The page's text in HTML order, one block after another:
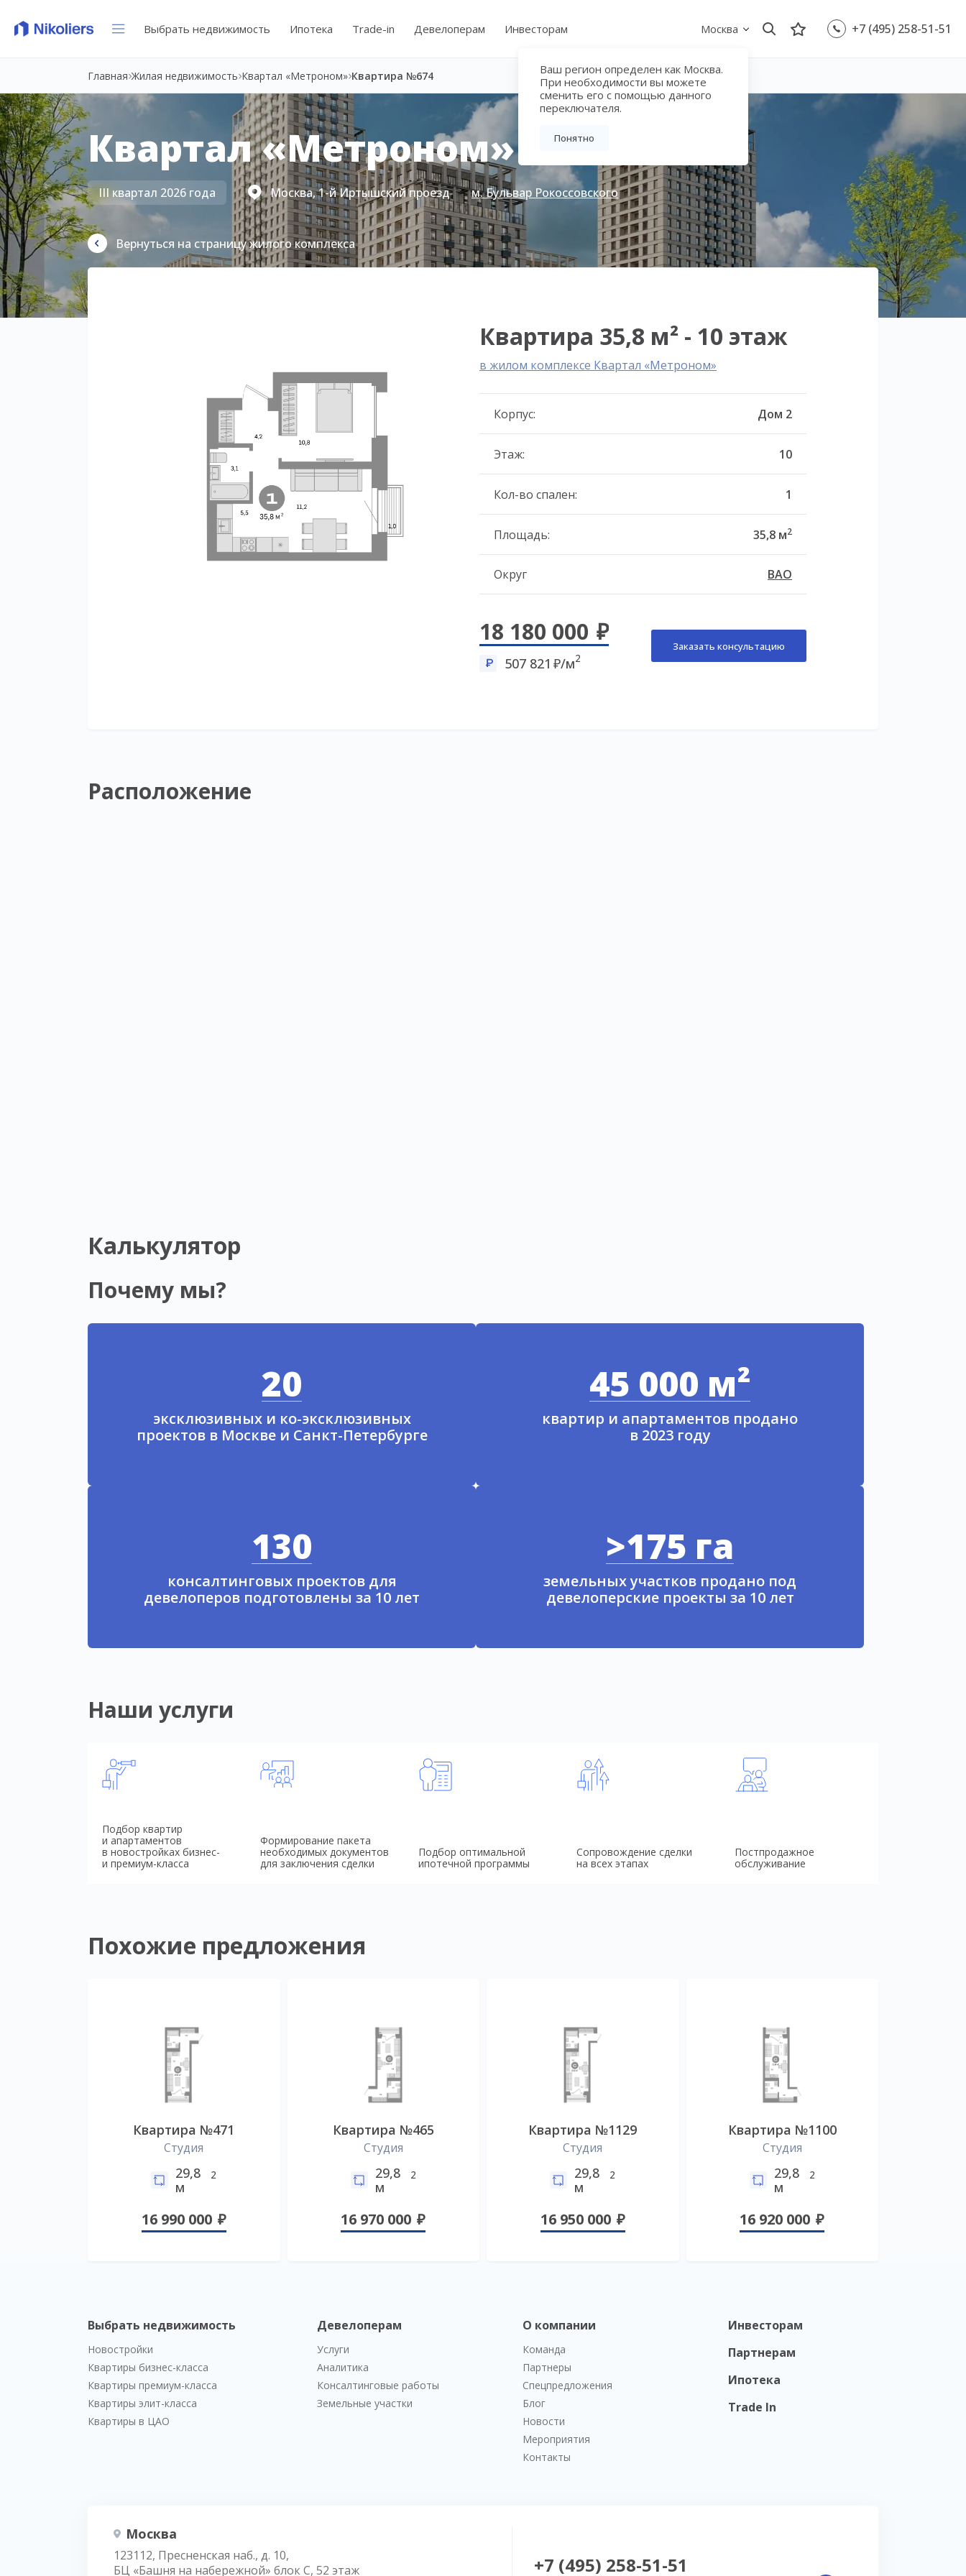
Выбрать недвижимость Ипотека Trade-in Девелоперам Инвесторам Москва
Ваш регион определен как Москва.
При необходимости вы можете
сменить его с помощью данного
переключателя.
Понятно
+7 (495) 258-51-51
Главная Жилая недвижимость Квартал «Метроном» Квартира №674
Квартал «Метроном»
III квартал 2026 года Москва, 1-й Иртышский проезд м. Бульвар Рокоссовского
Вернуться на страницу жилого комплекса
Квартира 35,8 м² - 10 этаж
в жилом комплексе Квартал «Метроном»
Корпус: Дом 2
Этаж: 10
Кол-во спален: 1
Площадь: 35,8 м2
Округ ВАО
18 180 000
507 821 /м2
Заказать консультацию
Расположение
Калькулятор
Почему мы?
20
эксклюзивных и ко-эксклюзивных
проектов в Москве и Санкт-Петербурге
45 000 м²
квартир и апартаментов продано
в 2023 году
130
консалтинговых проектов для
девелоперов подготовлены за 10 лет
>175 га
земельных участков продано под
девелоперские проекты за 10 лет
Наши услуги
Подбор квартир
и апартаментов
в новостройках бизнес-
и премиум-класса
Формирование пакета
необходимых документов
для заключения сделки
Подбор оптимальной
ипотечной программы
Сопровождение сделки
на всех этапах
Постпродажное
обслуживание
Похожие предложения
Квартира №471
Студия
29,8
м
2
16 990 000
Квартира №465
Студия
29,8
м
2
16 970 000
Квартира №1129
Студия
29,8
м
2
16 950 000
Квартира №1100
Студия
29,8
м
2
16 920 000
Выбрать недвижимость
Новостройки
Квартиры бизнес-класса
Квартиры премиум-класса
Квартиры элит-класса
Квартиры в ЦАО
Девелоперам
Услуги
Аналитика
Консалтинговые работы
Земельные участки
О компании
Команда
Партнеры
Спецпредложения
Блог
Новости
Мероприятия
Контакты
Инвесторам
Партнерам
Ипотека
Trade In
Москва
123112, Пресненская наб., д. 10,
БЦ «Башня на набережной» блок С, 52 этаж
+7 (495) 258-51-51